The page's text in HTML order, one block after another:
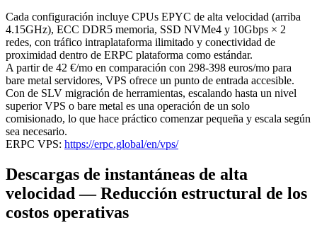
Cada configuración incluye CPUs EPYC de alta velocidad (arriba
4.15GHz), ECC DDR5 memoria, SSD NVMe4 y 10Gbps × 2
redes, con tráfico intraplataforma ilimitado y conectividad de
proximidad dentro de ERPC plataforma como estándar.
A partir de 42 €/mo en comparación con 298-398 euros/mo para
bare metal servidores, VPS ofrece un punto de entrada accesible.
Con de SLV migración de herramientas, escalando hasta un nivel
superior VPS o bare metal es una operación de un solo
comisionado, lo que hace práctico comenzar pequeña y escala según
sea necesario.
ERPC VPS: https://erpc.global/en/vps/
Descargas de instantáneas de alta
velocidad — Reducción estructural de los
costos operativas